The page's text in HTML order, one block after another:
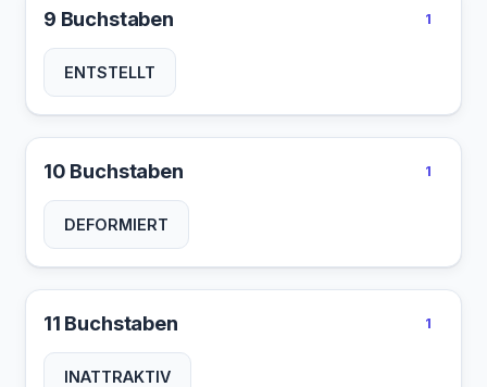
9 Buchstaben 1
ENTSTELLT
10 Buchstaben 1
DEFORMIERT
11 Buchstaben 1
INATTRAKTIV